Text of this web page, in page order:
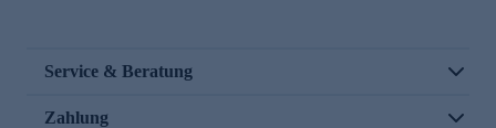
Service & Beratung
Zahlung